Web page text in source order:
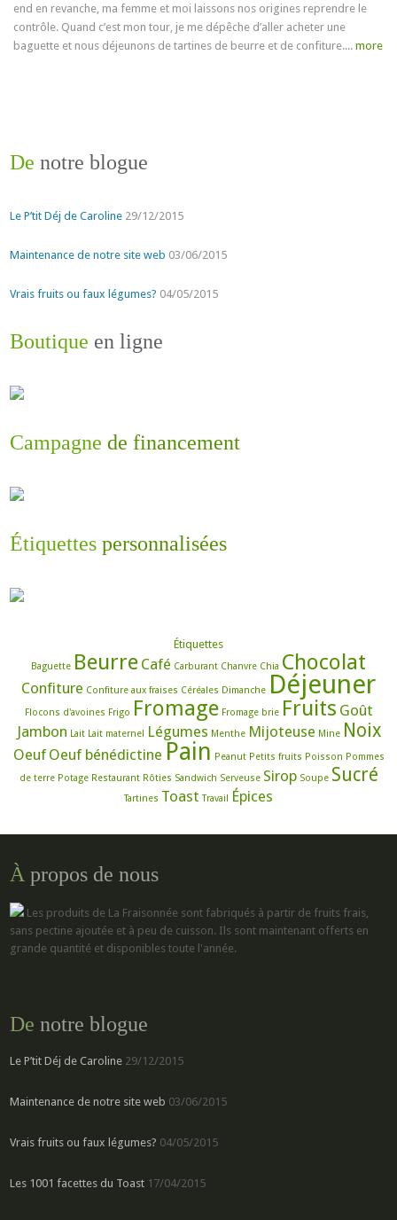
end en revanche, ma femme et moi laissons nos origines reprendre le
contrôle. Quand c’est mon tour, je me dépêche d’aller acheter une
baguette et nous déjeunons de tartines de beurre et de confiture....more
De notre blogue
Le P’tit Déj de Caroline 29/12/2015
Maintenance de notre site web 03/06/2015
Vrais fruits ou faux légumes? 04/05/2015
Boutique en ligne
Campagne de financement
Étiquettes personnalisées
Étiquettes
Baguette Beurre Café Carburant Chanvre Chia Chocolat
Confiture Confiture aux fraises Céréales Dimanche Déjeuner
Flocons d'avoines Frigo Fromage Fromage brie Fruits Goût
Jambon Lait Lait maternel Légumes Menthe Mijoteuse Mine Noix
Oeuf Oeuf bénédictine Pain Peanut Petits fruits Poisson Pommes
de terre Potage Restaurant Rôties Sandwich Serveuse Sirop Soupe Sucré
Tartines Toast Travail Épices
À propos de nous
Les produits de La Fraisonnée sont fabriqués à partir de fruits frais,
sans pectine ajoutée et à peu de cuisson. Ils sont maintenant offerts en
grande quantité et disponibles toute l'année.
De notre blogue
Le P’tit Déj de Caroline 29/12/2015
Maintenance de notre site web 03/06/2015
Vrais fruits ou faux légumes? 04/05/2015
Les 1001 facettes du Toast 17/04/2015